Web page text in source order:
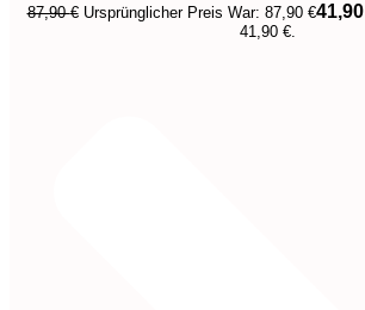
87,90€ Ursprünglicher Preis War: 87,90 €41,90
41,90 €.